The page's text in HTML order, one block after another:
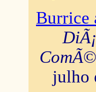
Burrice
julho